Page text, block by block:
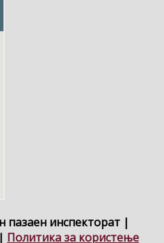
инспекторат |
| Политика за користење